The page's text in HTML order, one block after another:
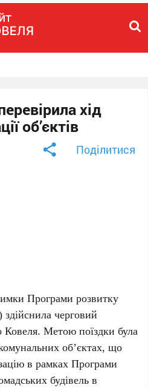
хід
об’єктів
Поділитися
Програми розвитку
черговий
Ковеля. Метою поїздки була
об’єктах, що
в рамках Програми
будівель в